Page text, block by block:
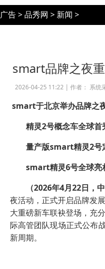
广告>品秀网 > 新闻 >
smart品牌之夜
2026-04-25 11:22 | 作者： 系统
smart于北京举办品牌之
精灵2号概念车全球首
量产版smart精灵2号
smart精灵6号全球亮
（2026年4月22日，
夜活动，正式开启品牌发
大重磅新车联袂登场，充
际高管团队现场正式公布
新周期。